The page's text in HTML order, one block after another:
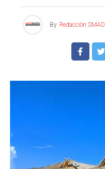
By Redacción SMAD